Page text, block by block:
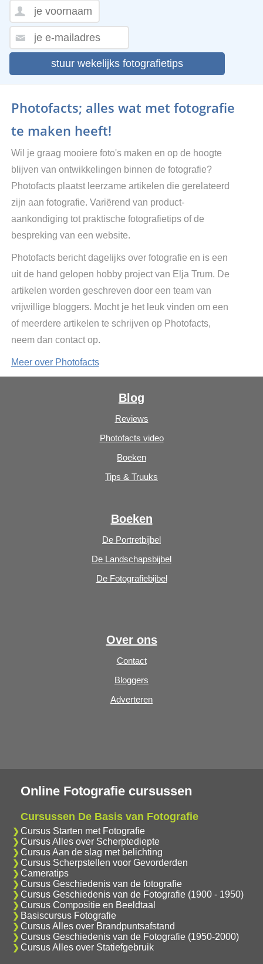
stuur wekelijks fotografietips
Photofacts; alles wat met fotografie
te maken heeft!
Wil je graag mooiere foto's maken en op de hoogte
blijven van ontwikkelingen binnen de fotografie?
Photofacts plaatst leerzame artikelen die gerelateerd
zijn aan fotografie. Variërend van product-
aankondiging tot praktische fotografietips of de
bespreking van een website.
Photofacts bericht dagelijks over fotografie en is een
uit de hand gelopen hobby project van Elja Trum. De
artikelen worden geschreven door een team van
vrijwillige bloggers. Mocht je het leuk vinden om een
of meerdere artikelen te schrijven op Photofacts,
neem dan contact op.
Meer over Photofacts
Blog
Reviews
Photofacts video
Boeken
Tips & Truuks
Boeken
De Portretbijbel
De Landschapsbijbel
De Fotografiebijbel
Over ons
Contact
Bloggers
Adverteren
Online Fotografie cursussen
Cursussen De Basis van Fotografie
Cursus Starten met Fotografie
Cursus Alles over Scherptediepte
Cursus Aan de slag met belichting
Cursus Scherpstellen voor Gevorderden
Cameratips
Cursus Geschiedenis van de fotografie
Cursus Geschiedenis van de Fotografie (1900 - 1950)
Cursus Compositie en Beeldtaal
Basiscursus Fotografie
Cursus Alles over Brandpuntsafstand
Cursus Geschiedenis van de Fotografie (1950-2000)
Cursus Alles over Statiefgebruik